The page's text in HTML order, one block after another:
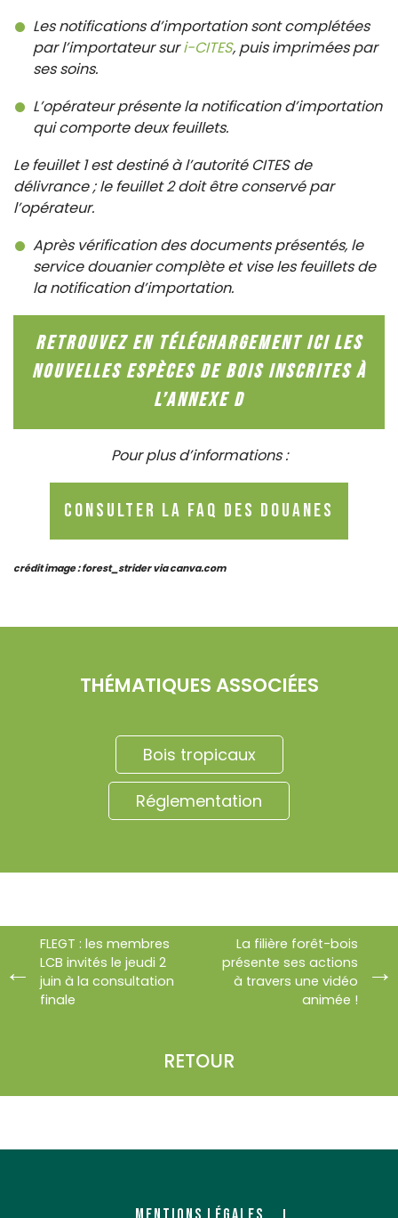
Les notifications d’importation sont complétées
par l’importateur sur i-CITES, puis imprimées par
ses soins.
L’opérateur présente la notification d’importation
qui comporte deux feuillets.
Le feuillet 1 est destiné à l’autorité CITES de
délivrance ; le feuillet 2 doit être conservé par
l’opérateur.
Après vérification des documents présentés, le
service douanier complète et vise les feuillets de
la notification d’importation.
Retrouvez en téléchargement ici les
nouvelles espèces de bois inscrites à
l’ANNEXE D
Pour plus d’informations :
Consulter la FAQ des douanes
crédit image : forest_strider via canva.com
THÉMATIQUES ASSOCIÉES
Bois tropicaux
Réglementation
FLEGT : les membres
LCB invités le jeudi 2
juin à la consultation
finale
RETOUR
La filière forêt-bois
présente ses actions
à travers une vidéo
animée !